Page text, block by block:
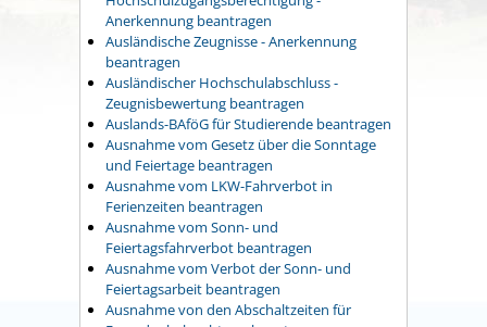
Anerkennung beantragen
Ausländische Zeugnisse - Anerkennung
beantragen
Ausländischer Hochschulabschluss -
Zeugnisbewertung beantragen
Auslands-BAföG für Studierende beantragen
Ausnahme vom Gesetz über die Sonntage
und Feiertage beantragen
Ausnahme vom LKW-Fahrverbot in
Ferienzeiten beantragen
Ausnahme vom Sonn- und
Feiertagsfahrverbot beantragen
Ausnahme vom Verbot der Sonn- und
Feiertagsarbeit beantragen
Ausnahme von den Abschaltzeiten für